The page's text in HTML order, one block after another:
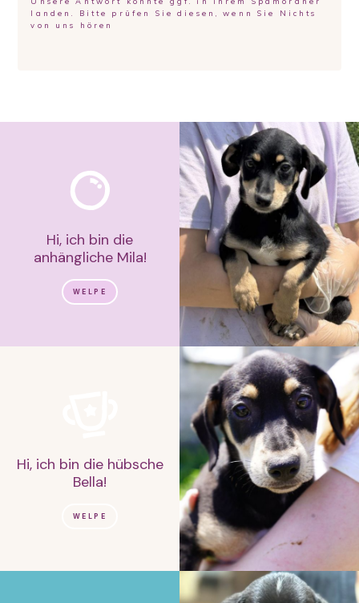
landen. Bitte prüfen Sie diesen, wenn Sie Nichts
von uns hören
Hi, ich bin die
anhängliche Mila!
WELPE
Hi, ich bin die hübsche
Bella!
WELPE